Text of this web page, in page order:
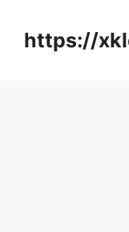
https://